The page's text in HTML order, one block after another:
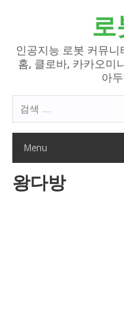
로
인공지능 로봇 커뮤
홈, 클로바, 카카오미
아
색
Menu
왕다방